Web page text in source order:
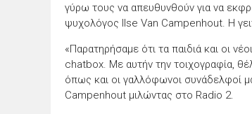
γύρω τους να απευθυνθούν για να
ψυχολόγος Ilse Van Campenhout. Η
«Παρατηρήσαμε ότι τα παιδιά και οι
chatbox. Με αυτήν την τοιχογραφία,
όπως και οι γαλλόφωνοι συνάδελφοί
Campenhout μιλώντας στο Radio 2.